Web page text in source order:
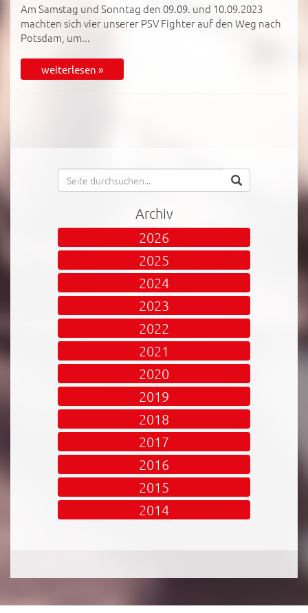
Am Samstag und Sonntag den 09.09. und 10.09.2023
machten sich vier unserer PSV Fighter auf den Weg nach
Potsdam, um...
weiterlesen »
Archiv
2026
2025
2024
2023
2022
2021
2020
2019
2018
2017
2016
2015
2014